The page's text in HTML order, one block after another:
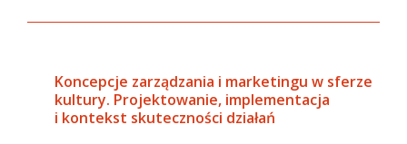
Koncepcje zarządzania i marketingu w sferze
kultury. Projektowanie, implementacja
i kontekst skuteczności działań